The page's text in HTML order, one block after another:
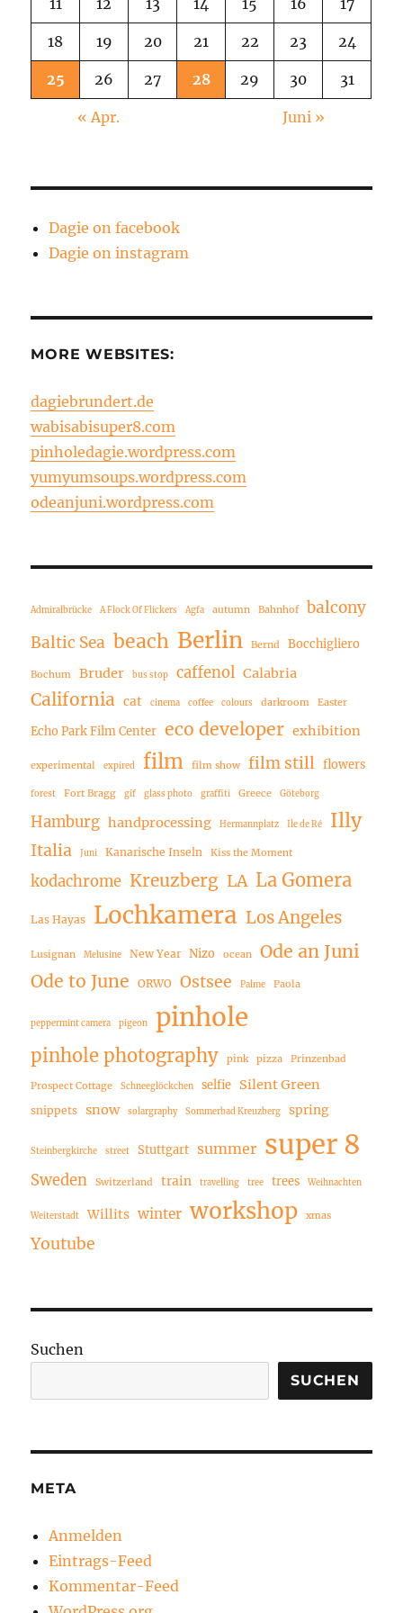
18 19 20 21 22 23 24
25 26 27 28 29 30 31
« Apr. Juni »
Dagie on facebook
Dagie on instagram
MORE WEBSITES:
dagiebrundert.de
wabisabisuper8.com
pinholedagie.wordpress.com
yumyumsoups.wordpress.com
odeanjuni.wordpress.com
Admiralbrücke A Flock Of Flickers Agfa autumn Bahnhof
balcony
Baltic Sea beach Berlin Bernd Bocchigliero
Bochum Bruder bus stop caffenol Calabria
California cat cinema coffee colours darkroom Easter
Echo Park Film Center eco developer exhibition
experimental expired film film show film still flowers
forest Fort Bragg gif glass photo graffiti Greece Göteborg
Hamburg handprocessing Hermannplatz Ile de Ré Illy
Italia Juni Kanarische Inseln Kiss the Moment
kodachrome Kreuzberg LA La Gomera
Las Hayas Lochkamera Los Angeles
Lusignan Melusine New Year Nizo ocean
Ode an Juni
Ode to June
ORWO Ostsee Palme Paola
peppermint camera pigeon pinhole
pinhole photography pink pizza Prinzenbad
Prospect Cottage Schneeglöckchen selfie Silent Green
snippets snow solargraphy Sommerbad Kreuzberg spring
Steinbergkirche street Stuttgart summer super 8
Sweden Switzerland train travelling tree trees Weihnachten
Weiterstadt Willits winter workshop xmas
Youtube
Suchen
SUCHEN
META
Anmelden
Eintrags-Feed
Kommentar-Feed